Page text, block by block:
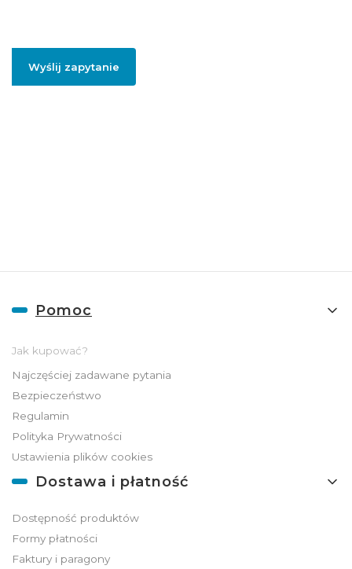
Wyślij zapytanie
Linki w stopce
Pomoc
Jak kupować?
Najczęściej zadawane pytania
Bezpieczeństwo
Regulamin
Polityka Prywatności
Ustawienia plików cookies
Dostawa i płatność
Dostępność produktów
Formy płatności
Faktury i paragony